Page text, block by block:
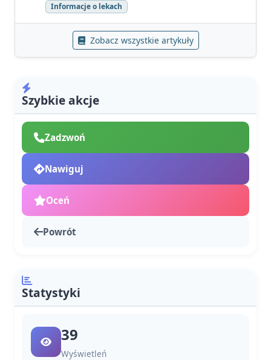
Informacje o lekach
Zobacz wszystkie artykuły
Szybkie akcje
Zadzwoń
Nawiguj
Oceń
Powrót
Statystyki
39
Wyświetleń